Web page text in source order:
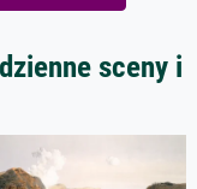
sceny i